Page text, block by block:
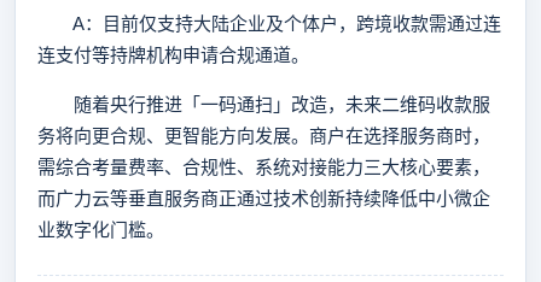
A：目前仅支持大陆企业及个体户，跨境收款需通过连
连支付等持牌机构申请合规通道。
随着央行推进「一码通扫」改造，未来二维码收款服
务将向更合规、更智能方向发展。商户在选择服务商时，
需综合考量费率、合规性、系统对接能力三大核心要素，
而广力云等垂直服务商正通过技术创新持续降低中小微企
业数字化门槛。